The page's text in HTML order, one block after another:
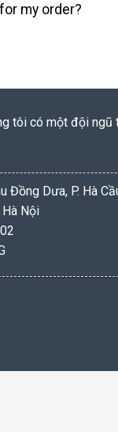
my order?
tôi có một đội ngũ
Đồng Dưa, P. Hà
Nội